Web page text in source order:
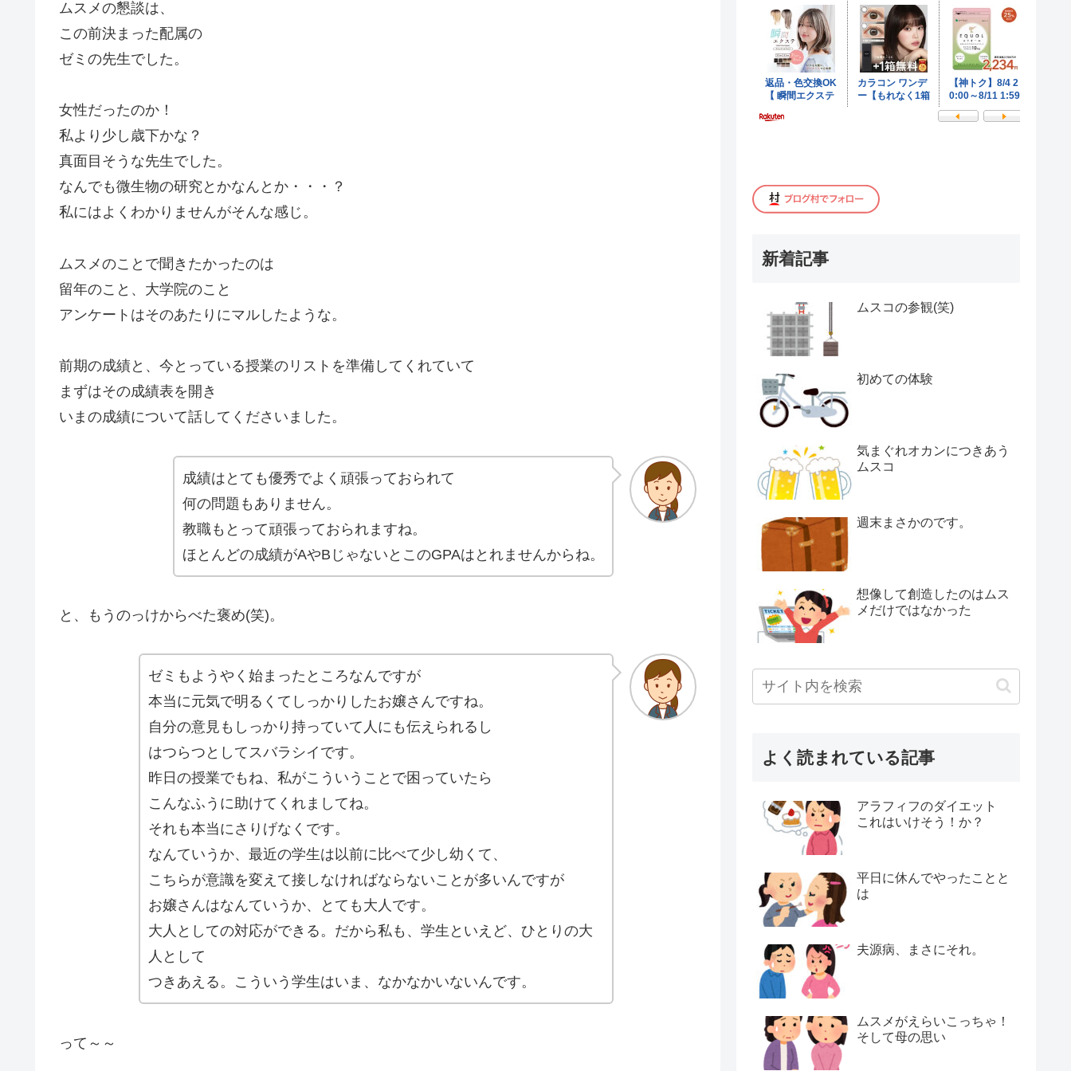
ムスメの懇談は、
この前決まった配属の
ゼミの先生でした。
女性だったのか！
私より少し歳下かな？
真面目そうな先生でした。
なんでも微生物の研究とかなんとか・・・？
私にはよくわかりませんがそんな感じ。
ムスメのことで聞きたかったのは
留年のこと、大学院のこと
アンケートはそのあたりにマルしたような。
前期の成績と、今とっている授業のリストを準備してくれていて
まずはその成績表を開き
いまの成績について話してくださいました。
成績はとても優秀でよく頑張っておられて
何の問題もありません。
教職もとって頑張っておられますね。
ほとんどの成績がAやBじゃないとこのGPAはとれませんからね。
と、もうのっけからべた褒め(笑)。
ゼミもようやく始まったところなんですが
本当に元気で明るくてしっかりしたお嬢さんですね。
自分の意見もしっかり持っていて人にも伝えられるし
はつらつとしてスバラシイです。
昨日の授業でもね、私がこういうことで困っていたら
こんなふうに助けてくれましてね。
それも本当にさりげなくです。
なんていうか、最近の学生は以前に比べて少し幼くて、
こちらが意識を変えて接しなければならないことが多いんですが
お嬢さんはなんていうか、とても大人です。
大人としての対応ができる。だから私も、学生といえど、ひとりの大
人として
つきあえる。こういう学生はいま、なかなかいないんです。
って～～
新着記事
ムスコの参観(笑)
初めての体験
気まぐれオカンにつきあう
ムスコ
週末まさかのです。
想像して創造したのはムス
メだけではなかった
よく読まれている記事
アラフィフのダイエット
これはいけそう！か？
平日に休んでやったことと
は
夫源病、まさにそれ。
ムスメがえらいこっちゃ！
そして母の思い